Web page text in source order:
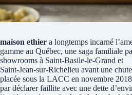
maison ethier a longtemps incarné
gamme au Québec, une saga familiale
showrooms à Saint‑Basile‑le‑Grand et
Saint‑Jean‑sur‑Richelieu avant une
placée sous la LACC en novembre
par déclarer faillite avec une dette